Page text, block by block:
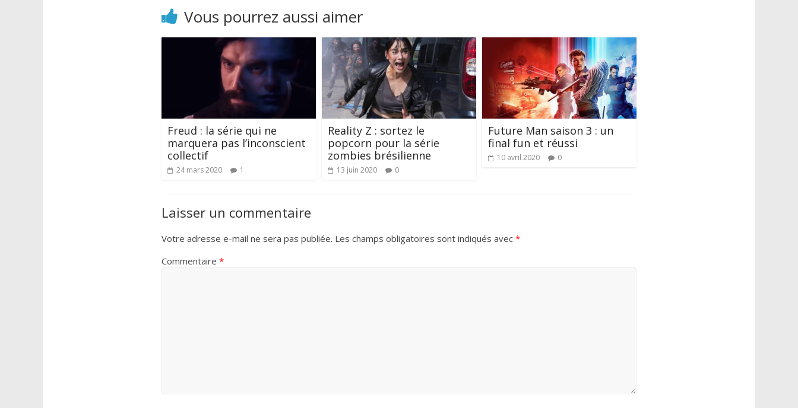
Vous pourrez aussi aimer
Freud : la série qui ne
marquera pas l’inconscient
collectif
24 mars 2020 1
Reality Z : sortez le
popcorn pour la série
zombies brésilienne
13 juin 2020 0
Future Man saison 3 : un
final fun et réussi
10 avril 2020 0
Laisser un commentaire
Votre adresse e-mail ne sera pas publiée. Les champs obligatoires sont indiqués avec *
Commentaire *